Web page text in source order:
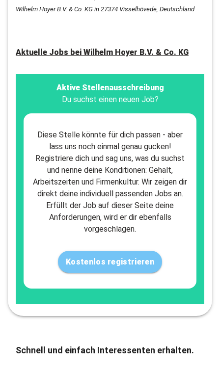
Wilhelm Hoyer B.V. & Co. KG in 27374 Visselhövede, Deutschland
Aktuelle Jobs bei Wilhelm Hoyer B.V. & Co. KG
Aktive Stellenausschreibung
Du suchst einen neuen Job?
Diese Stelle könnte für dich passen - aber
lass uns noch einmal genau gucken!
Registriere dich und sag uns, was du suchst
und nenne deine Konditionen: Gehalt,
Arbeitszeiten und Firmenkultur. Wir zeigen dir
direkt deine individuell passenden Jobs an.
Erfüllt der Job auf dieser Seite deine
Anforderungen, wird er dir ebenfalls
vorgeschlagen.
Kostenlos registrieren
Schnell und einfach Interessenten erhalten.